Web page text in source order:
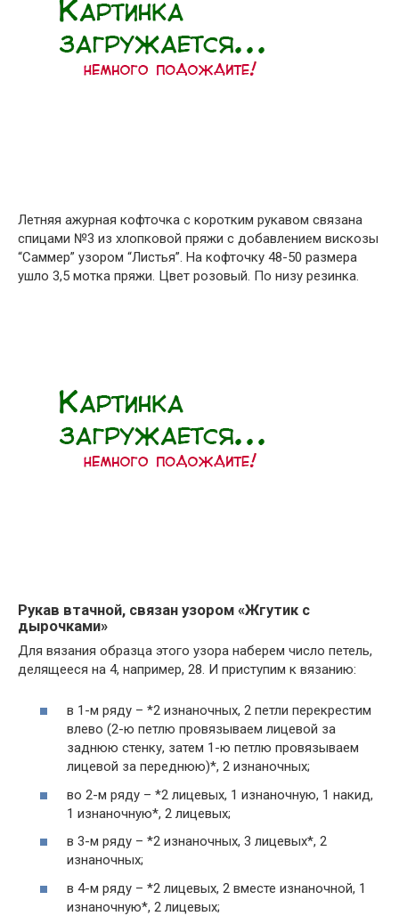
Летняя ажурная кофточка с коротким рукавом связана
спицами №3 из хлопковой пряжи с добавлением вискозы
“Саммер” узором “Листья”. На кофточку 48-50 размера
ушло 3,5 мотка пряжи. Цвет розовый. По низу резинка.
Рукав втачной, связан узором «Жгутик с
дырочками»
Для вязания образца этого узора наберем число петель,
делящееся на 4, например, 28. И приступим к вязанию:
в 1-м ряду – *2 изнаночных, 2 петли перекрестим
влево (2-ю петлю провязываем лицевой за
заднюю стенку, затем 1-ю петлю провязываем
лицевой за переднюю)*, 2 изнаночных;
во 2-м ряду – *2 лицевых, 1 изнаночную, 1 накид,
1 изнаночную*, 2 лицевых;
в 3-м ряду – *2 изнаночных, 3 лицевых*, 2
изнаночных;
в 4-м ряду – *2 лицевых, 2 вместе изнаночной, 1
изнаночную*, 2 лицевых;